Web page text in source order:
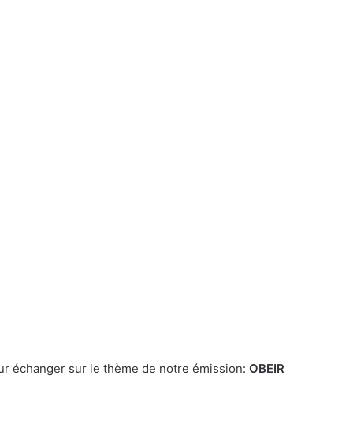
échanger sur le thème de notre émission: OBEIR